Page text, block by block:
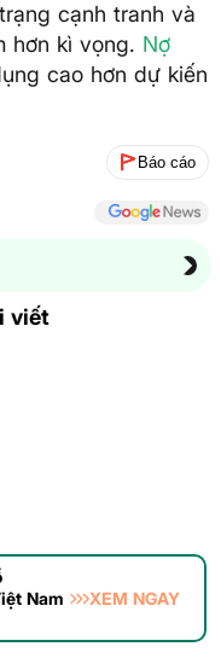
cạnh tranh và
hơn kì vọng. Nợ
cao hơn dự kiến
Báo cáo
viết
Nam
XEM NGAY